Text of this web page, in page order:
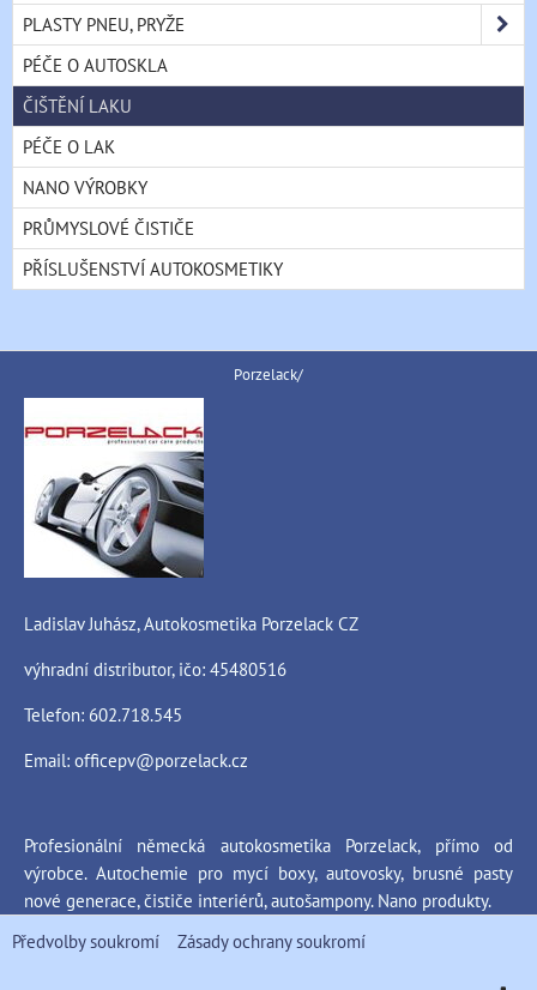
PLASTY PNEU, PRYŽE
PÉČE O AUTOSKLA
ČIŠTĚNÍ LAKU
PÉČE O LAK
NANO VÝROBKY
PRŮMYSLOVÉ ČISTIČE
PŘÍSLUŠENSTVÍ AUTOKOSMETIKY
Porzelack/
Ladislav Juhász, Autokosmetika Porzelack CZ
výhradní distributor, ičo: 45480516
Telefon: 602.718.545
Email: officepv@porzelack.cz
Profesionální německá autokosmetika Porzelack, přímo od
výrobce. Autochemie pro mycí boxy, autovosky, brusné pasty
nové generace, čističe interiérů, autošampony. Nano produkty.
Předvolby soukromí
Zásady ochrany soukromí